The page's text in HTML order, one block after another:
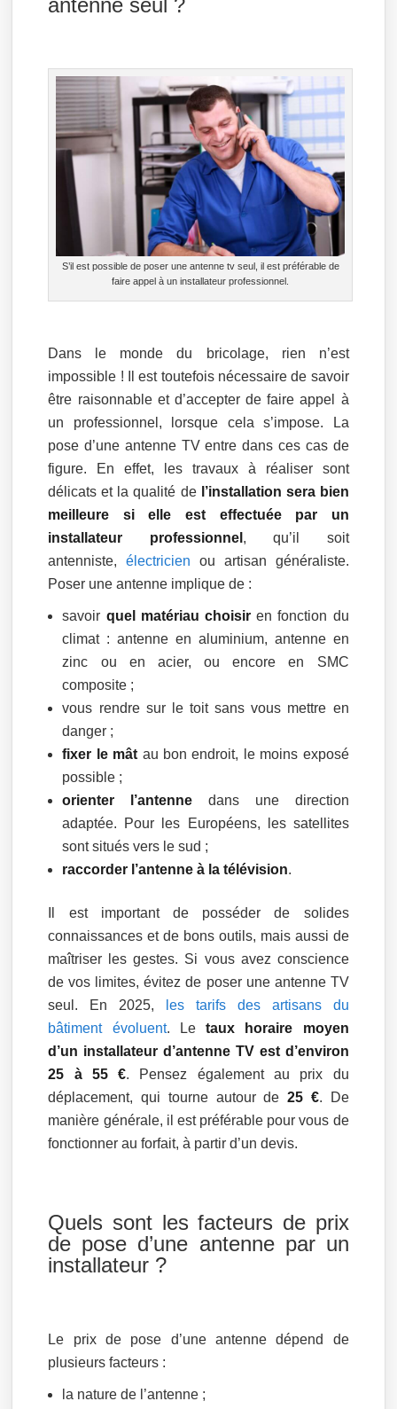
antenne seul ?
S’il est possible de poser une antenne tv seul, il est préférable de
faire appel à un installateur professionnel.
Dans le monde du bricolage, rien n’est
impossible ! Il est toutefois nécessaire de savoir
être raisonnable et d’accepter de faire appel à
un professionnel, lorsque cela s’impose. La
pose d’une antenne TV entre dans ces cas de
figure. En effet, les travaux à réaliser sont
délicats et la qualité de l’installation sera bien
meilleure si elle est effectuée par un
installateur professionnel , qu’il soit
antenniste,électricien ou artisan généraliste.
Poser une antenne implique de :
savoir quel matériau choisir en fonction du
climat : antenne en aluminium, antenne en
zinc ou en acier, ou encore en SMC
composite ;
vous rendre sur le toit sans vous mettre en
danger ;
fixer le mâtau bon endroit, le moins exposé
possible ;
orienter l’antenne dans une direction
adaptée. Pour les Européens, les satellites
sont situés vers le sud ;
raccorder l’antenne à la télévision.
Il est important de posséder de solides
connaissances et de bons outils, mais aussi de
maîtriser les gestes. Si vous avez conscience
de vos limites, évitez de poser une antenne TV
seul. En 2025,
les tarifs des artisans du
bâtiment évoluent. Letaux horaire moyen
d’un installateur d’antenne TV est d’environ
25 à 55 €. Pensez également au prix du
déplacement, qui tourne autour de25 €. De
manière générale, il est préférable pour vous de
fonctionner au forfait, à partir d’un devis.
Quels sont les facteurs de prix
de pose d’une antenne par un
installateur ?
Le prix de pose d’une antenne dépend de
plusieurs facteurs :
la nature de l’antenne ;